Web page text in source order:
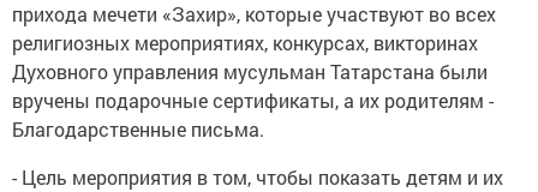
прихода мечети «Захир», которые участвуют во всех
религиозных мероприятиях, конкурсах, викторинах
Духовного управления мусульман Татарстана были
вручены подарочные сертификаты, а их родителям -
Благодарственные письма.
- Цель мероприятия в том, чтобы показать детям и их